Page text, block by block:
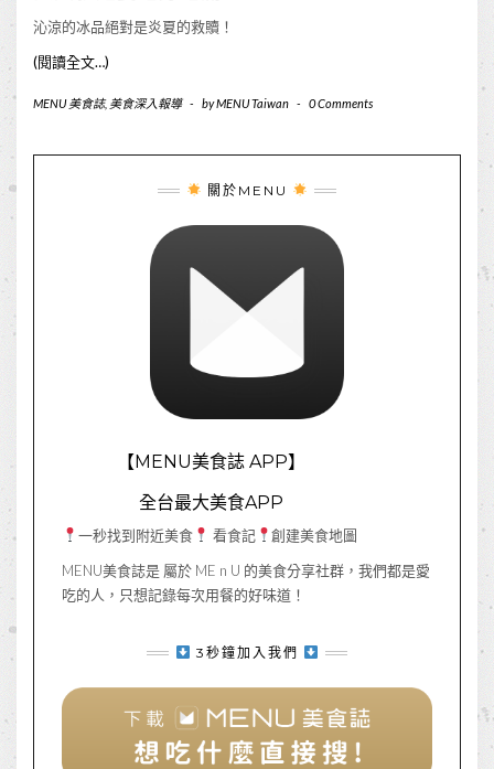
沁涼的冰品絕對是炎夏的救贖！
(閱讀全文…)
MENU 美食誌, 美食深入報導 - byMENU Taiwan - 0 Comments
關於MENU
【MENU美食誌 APP】
全台最大美食APP
一秒找到附近美食 看食記
創建美食地圖
MENU美食誌是 屬於 ME n U 的美食分享社群，我們都是愛
吃的人，只想記錄每次用餐的好味道！
3秒鐘加入我們